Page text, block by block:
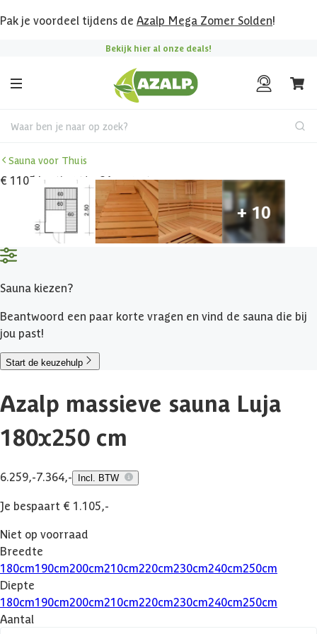
Pak je voordeel tijdens de Azalp Mega Zomer Solden!
Bekijk hier al onze deals!
Waar ben je naar op zoek?
Sauna voor Thuis
€ 1105 korting t/m 31 augustus
Sauna kiezen?
Beantwoord een paar korte vragen en vind de sauna die bij
jou past!
Start de keuzehulp
Azalp massieve sauna Luja
180x250 cm
6.259,-7.364,- Incl. BTW
Je bespaart € 1.105,-
Niet op voorraad
Breedte
180cm190cm200cm210cm220cm230cm240cm250cm
Diepte
180cm190cm200cm210cm220cm230cm240cm250cm
Aantal